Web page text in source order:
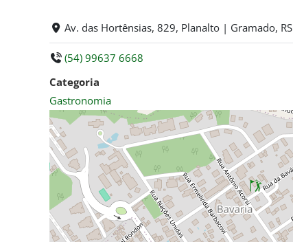
Av. das Hortênsias, 829, Planalto | Gramado, RS
(54) 99637 6668
Categoria
Gastronomia